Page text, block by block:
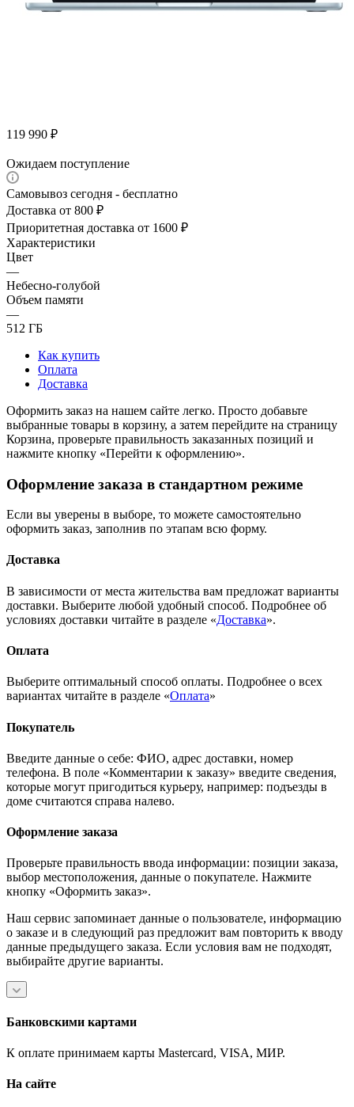
119 990 ₽
Ожидаем поступление
Самовывоз сегодня - бесплатно
Доставка от 800 ₽
Приоритетная доставка от 1600 ₽
Характеристики
Цвет
—
Небесно-голубой
Объем памяти
—
512 ГБ
Как купить
Оплата
Доставка
Оформить заказ на нашем сайте легко. Просто добавьте
выбранные товары в корзину, а затем перейдите на страницу
Корзина, проверьте правильность заказанных позиций и
нажмите кнопку «Перейти к оформлению».
Оформление заказа в стандартном режиме
Если вы уверены в выборе, то можете самостоятельно
оформить заказ, заполнив по этапам всю форму.
Доставка
В зависимости от места жительства вам предложат варианты
доставки. Выберите любой удобный способ. Подробнее об
условиях доставки читайте в разделе «Доставка».
Оплата
Выберите оптимальный способ оплаты. Подробнее о всех
вариантах читайте в разделе «Оплата»
Покупатель
Введите данные о себе: ФИО, адрес доставки, номер
телефона. В поле «Комментарии к заказу» введите сведения,
которые могут пригодиться курьеру, например: подъезды в
доме считаются справа налево.
Оформление заказа
Проверьте правильность ввода информации: позиции заказа,
выбор местоположения, данные о покупателе. Нажмите
кнопку «Оформить заказ».
Наш сервис запоминает данные о пользователе, информацию
о заказе и в следующий раз предложит вам повторить к вводу
данные предыдущего заказа. Если условия вам не подходят,
выбирайте другие варианты.
Банковскими картами
К оплате принимаем карты Mastercard, VISA, МИР.
На сайте